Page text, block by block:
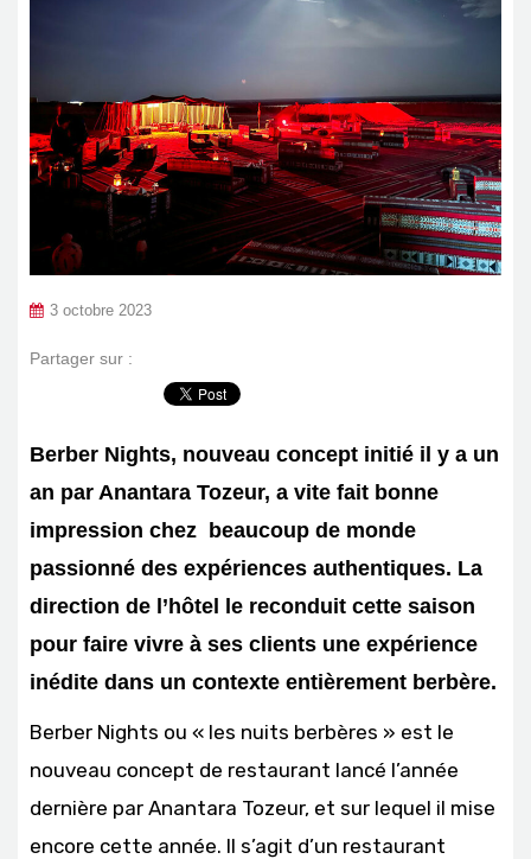
3 octobre 2023
Partager sur :
Berber Nights, nouveau concept initié il y a un
an par Anantara Tozeur, a vite fait bonne
impression chez beaucoup de monde
passionné des expériences authentiques. La
direction de l’hôtel le reconduit cette saison
pour faire vivre à ses clients une expérience
inédite dans un contexte entièrement berbère.
Berber Nights ou « les nuits berbères » est le
nouveau concept de restaurant lancé l’année
dernière par Anantara Tozeur, et sur lequel il mise
encore cette année. Il s’agit d’un restaurant